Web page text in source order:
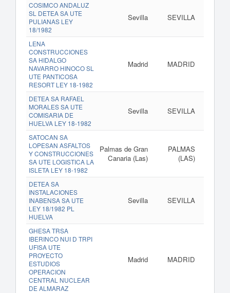
COSIMCO ANDALUZ
SL DETEA SA UTE
PULIANAS LEY
18/1982
Sevilla SEVILLA
LENA
CONSTRUCCIONES
SA HIDALGO
NAVARRO HINOCO SL
UTE PANTICOSA
RESORT LEY 18-1982
Madrid MADRID
DETEA SA RAFAEL
MORALES SA UTE
COMISARIA DE
HUELVA LEY 18-1982
Sevilla SEVILLA
SATOCAN SA
LOPESAN ASFALTOS
Y CONSTRUCCIONES
SA UTE LOGISTICA LA
ISLETA LEY 18-1982
Palmas de Gran
Canaria (Las)
PALMAS
(LAS)
DETEA SA
INSTALACIONES
INABENSA SA UTE
LEY 18/1982 PL
HUELVA
Sevilla SEVILLA
GHESA TRSA
IBERINCO NUI D TRPI
UFISA UTE
PROYECTO
ESTUDIOS
OPERACION
CENTRAL NUCLEAR
DE ALMARAZ
Madrid MADRID